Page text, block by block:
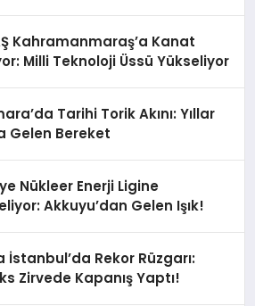
Kahramanmaraş’a Kanat
Milli Teknoloji Üssü Yükseliyor
Tarihi Torik Akını: Yıllar
Gelen Bereket
Nükleer Enerji Ligine
Akkuyu’dan Gelen Işık!
İstanbul’da Rekor Rüzgarı:
Zirvede Kapanış Yaptı!